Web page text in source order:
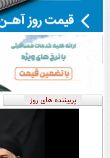
پربیننده های روز